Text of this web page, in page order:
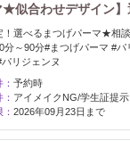
似合わせデザイン
！選べるまつげパーマ★相
分～90分#まつげパーマ #
リジェンヌ
予約時
アイメイクNG/学生証提
2026年09月23日まで